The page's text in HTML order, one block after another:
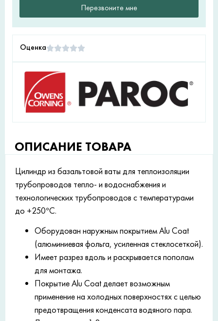
Перезвоните мне
Оценка
ОПИСАНИЕ ТОВАРА
Цилиндр из базальтовой ваты для теплоизоляции
трубопроводов тепло- и водоснабжения и
технологических трубопроводов с температурами
до +250°С.
Оборудован наружным покрытием Alu Coat
(алюминиевая фольга, усиленная стеклосеткой).
Имеет разрез вдоль и раскрывается пополам
для монтажа.
Покрытие Alu Coat делает возможным
применение на холодных поверхностях с целью
предотвращения конденсата водяного пара.